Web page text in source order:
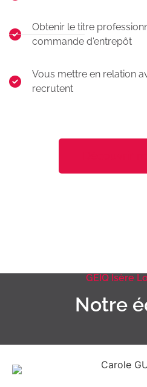
Obtenir le titre
commande d'entrepôt
Vous mettre en relation
recrutent
GEIQ Isère
Notre